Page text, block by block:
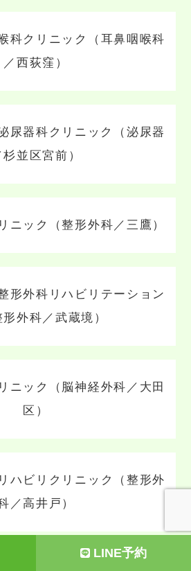
LINE予約
科クリニック（耳鼻咽喉科
／西荻窪）
尿器科クリニック（泌尿器
杉並区宮前）
ニック（整形外科／三鷹）
形外科リハビリテーション
外科／武蔵境）
ニック（脳神経外科／大田
区）
ハビリクリニック（整形外
／高井戸）